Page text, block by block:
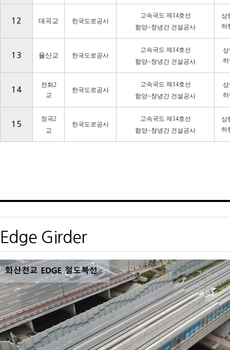
12 대곡교 한국도로공사
고속국도 제14호선
함양~창녕간 건설공사
상
하
13 율산교 한국도로공사
고속국도 제14호선
함양~창녕간 건설공사
14
전화2
교
한국도로공사
고속국도 제14호선
함양~창녕간 건설공사
15
정곡2
교
한국도로공사
고속국도 제14호선
함양~창녕간 건설공사
상
하
Edge Girder